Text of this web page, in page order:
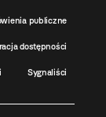
publiczne
dostępności
Sygnaliści